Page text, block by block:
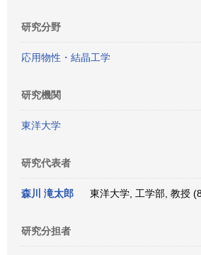
研究分野
応用物性・結晶工学
研究機関
東洋大学
研究代表者
森川 滝太郎 東洋大学, 工学部, 教授
研究分担者